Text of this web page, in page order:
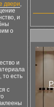
двери,
и
о
и
то есть
с